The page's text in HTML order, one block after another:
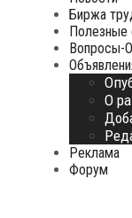
Биржа
Полезные
Вопросы-
О
Реклама
Форум